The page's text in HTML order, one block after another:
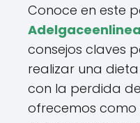
Conoce en este
consejos claves
realizar una
con la perdida
ofrecemos como